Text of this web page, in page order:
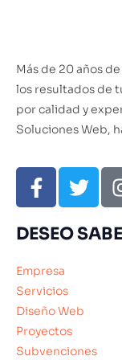
Más de 20 años
los resultados de
por calidad y
Soluciones Web,
DESEO
Empresa
Servicios
Diseño Web
Proyectos
Subvenciones